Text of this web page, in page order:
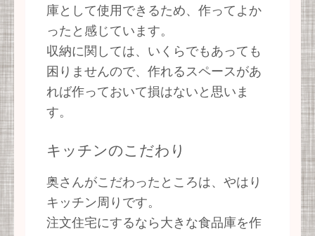
庫として使用できるため、作ってよか
ったと感じています。
収納に関しては、いくらでもあっても
困りませんので、作れるスペースがあ
れば作っておいて損はないと思いま
す。
キッチンのこだわり
奥さんがこだわったところは、やはり
キッチン周りです。
注文住宅にするなら大きな食品庫を作